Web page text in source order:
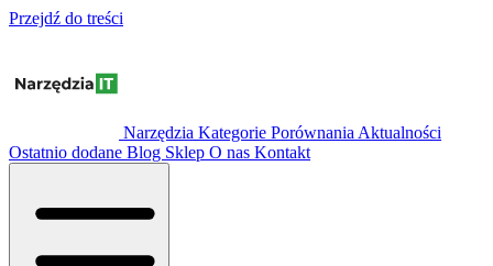
Przejdź do treści
Narzędzia Kategorie Porównania Aktualności
Ostatnio dodane Blog Sklep O nas Kontakt